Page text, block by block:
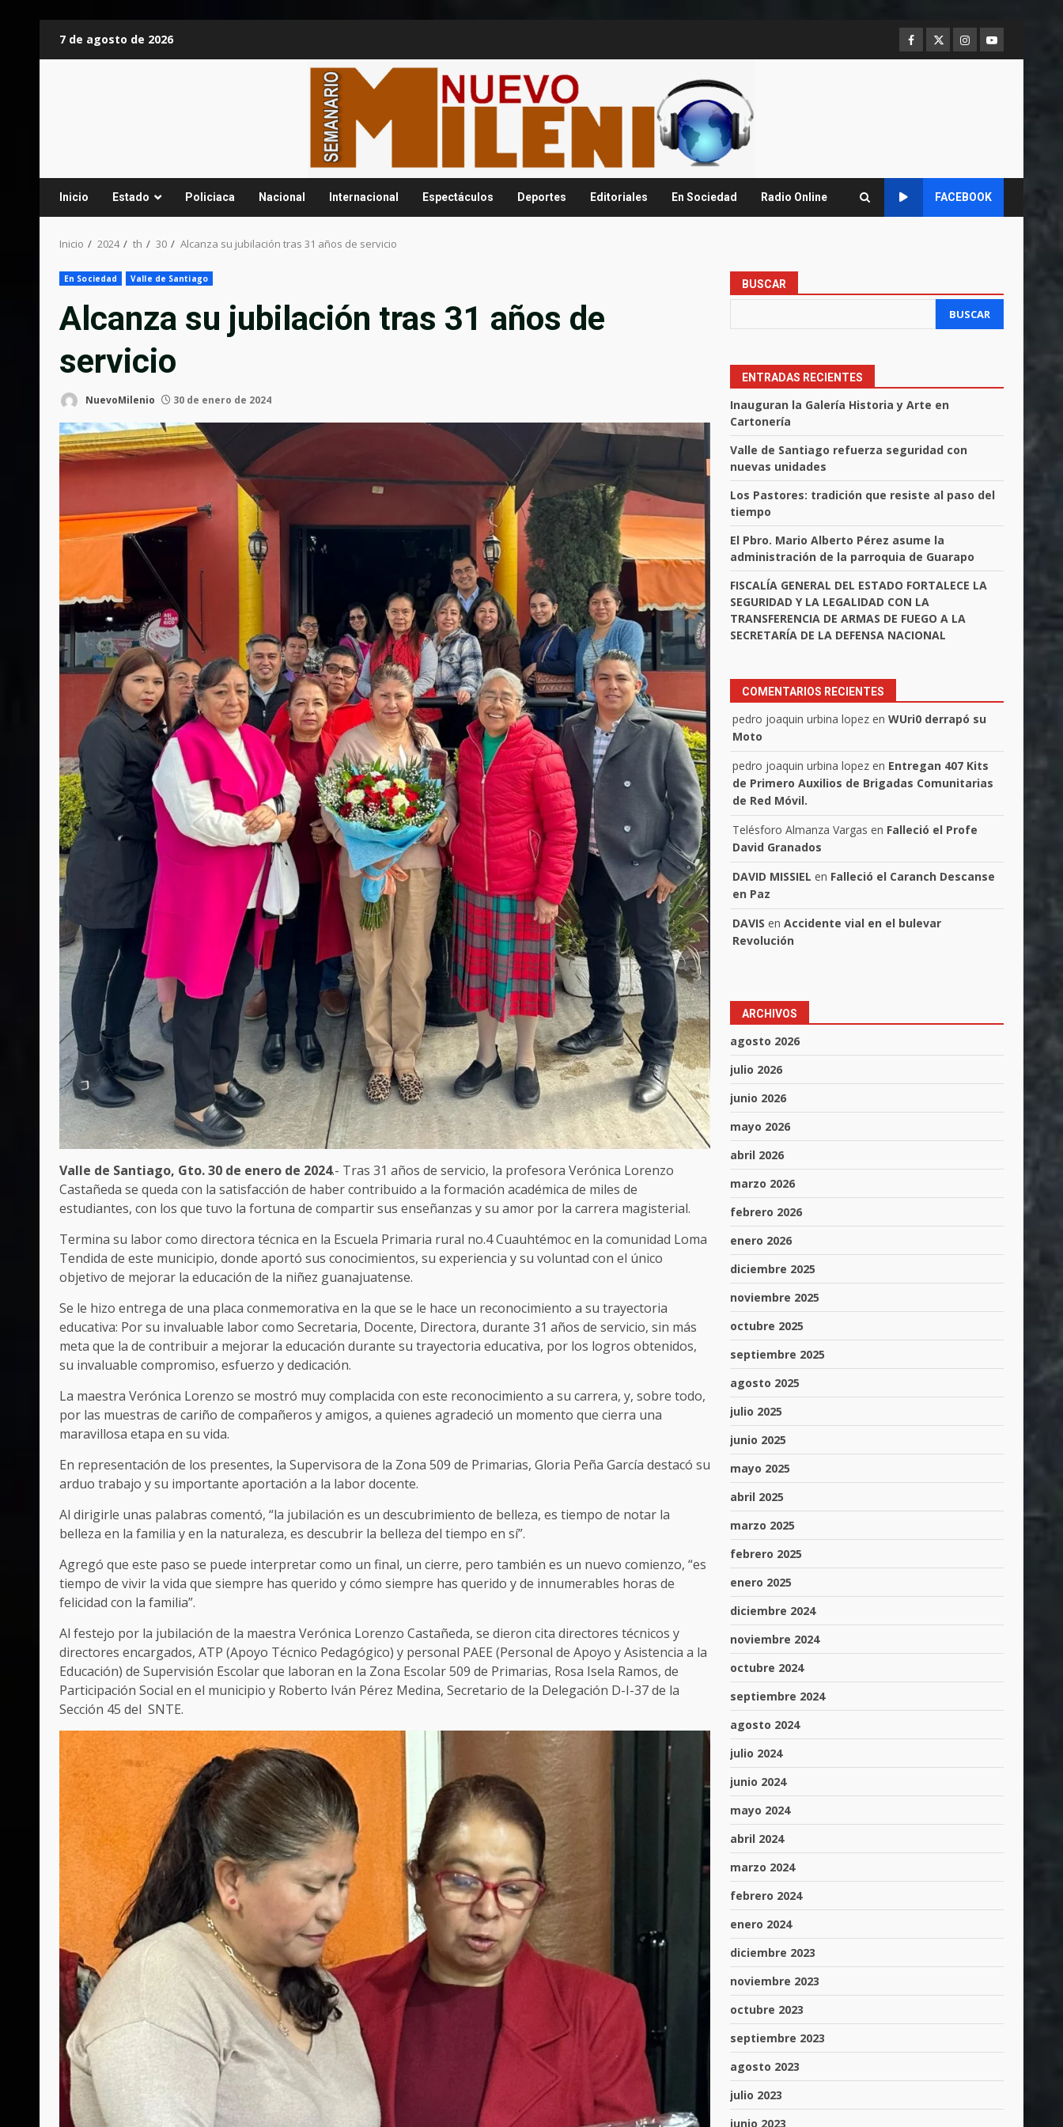
7 de agosto de 2026 Facebook
TwitterInstagram
Youtube
Inicio Estado Policiaca Nacional Internacional Espectáculos Deportes Editoriales En Sociedad Radio Online FACEBOOK
Inicio 2024 th 30 Alcanza su jubilación tras 31 años de servicio
En Sociedad Valle de Santiago
Alcanza su jubilación tras 31 años de
servicio
NuevoMilenio 30 de enero de 2024
Valle de Santiago, Gto. 30 de enero de 2024.- Tras 31 años de servicio, la profesora Verónica Lorenzo
Castañeda se queda con la satisfacción de haber contribuido a la formación académica de miles de
estudiantes, con los que tuvo la fortuna de compartir sus enseñanzas y su amor por la carrera magisterial.
Termina su labor como directora técnica en la Escuela Primaria rural no.4 Cuauhtémoc en la comunidad Loma
Tendida de este municipio, donde aportó sus conocimientos, su experiencia y su voluntad con el único
objetivo de mejorar la educación de la niñez guanajuatense.
Se le hizo entrega de una placa conmemorativa en la que se le hace un reconocimiento a su trayectoria
educativa: Por su invaluable labor como Secretaria, Docente, Directora, durante 31 años de servicio, sin más
meta que la de contribuir a mejorar la educación durante su trayectoria educativa, por los logros obtenidos,
su invaluable compromiso, esfuerzo y dedicación.
La maestra Verónica Lorenzo se mostró muy complacida con este reconocimiento a su carrera, y, sobre todo,
por las muestras de cariño de compañeros y amigos, a quienes agradeció un momento que cierra una
maravillosa etapa en su vida.
En representación de los presentes, la Supervisora de la Zona 509 de Primarias, Gloria Peña García destacó su
arduo trabajo y su importante aportación a la labor docente.
Al dirigirle unas palabras comentó, “la jubilación es un descubrimiento de belleza, es tiempo de notar la
belleza en la familia y en la naturaleza, es descubrir la belleza del tiempo en sí”.
Agregó que este paso se puede interpretar como un final, un cierre, pero también es un nuevo comienzo, “es
tiempo de vivir la vida que siempre has querido y cómo siempre has querido y de innumerables horas de
felicidad con la familia”.
Al festejo por la jubilación de la maestra Verónica Lorenzo Castañeda, se dieron cita directores técnicos y
directores encargados, ATP (Apoyo Técnico Pedagógico) y personal PAEE (Personal de Apoyo y Asistencia a la
Educación) de Supervisión Escolar que laboran en la Zona Escolar 509 de Primarias, Rosa Isela Ramos, de
Participación Social en el municipio y Roberto Iván Pérez Medina, Secretario de la Delegación D-I-37 de la
Sección 45 del SNTE.
BUSCAR
BUSCAR
ENTRADAS RECIENTES
Inauguran la Galería Historia y Arte en
Cartonería
Valle de Santiago refuerza seguridad con
nuevas unidades
Los Pastores: tradición que resiste al paso del
tiempo
El Pbro. Mario Alberto Pérez asume la
administración de la parroquia de Guarapo
FISCALÍA GENERAL DEL ESTADO FORTALECE LA
SEGURIDAD Y LA LEGALIDAD CON LA
TRANSFERENCIA DE ARMAS DE FUEGO A LA
SECRETARÍA DE LA DEFENSA NACIONAL
COMENTARIOS RECIENTES
pedro joaquin urbina lopez enWUri0 derrapó su
Moto
pedro joaquin urbina lopez en Entregan 407 Kits
de Primero Auxilios de Brigadas Comunitarias
de Red Móvil.
Telésforo Almanza Vargas en Falleció el Profe
David Granados
DAVID MISSIEL en Falleció el Caranch Descanse
en Paz
DAVIS enAccidente vial en el bulevar
Revolución
ARCHIVOS
agosto 2026
julio 2026
junio 2026
mayo 2026
abril 2026
marzo 2026
febrero 2026
enero 2026
diciembre 2025
noviembre 2025
octubre 2025
septiembre 2025
agosto 2025
julio 2025
junio 2025
mayo 2025
abril 2025
marzo 2025
febrero 2025
enero 2025
diciembre 2024
noviembre 2024
octubre 2024
septiembre 2024
agosto 2024
julio 2024
junio 2024
mayo 2024
abril 2024
marzo 2024
febrero 2024
enero 2024
diciembre 2023
noviembre 2023
octubre 2023
septiembre 2023
agosto 2023
julio 2023
junio 2023